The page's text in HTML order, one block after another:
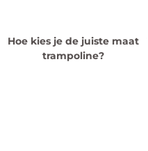
Hoe kies je de juiste maat
trampoline?